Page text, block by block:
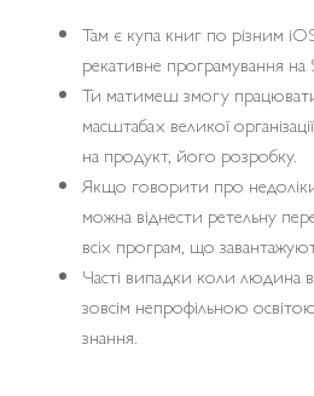
Там є купа книг по різним
рекативне програмування
Ти матимеш змогу
масштабах великої
на продукт, його розробку.
Якщо говорити про
можна віднести ретельну
всіх програм, що
Часті випадки коли людина
зовсім непрофільною
знання.